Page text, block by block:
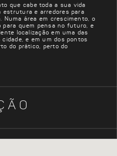
que cabe toda a sua vida
estrutura e arredores para
Numa área em crescimento, o
para quem pensa no futuro, e
localização em uma das
e em um dos pontos
do prático, perto do